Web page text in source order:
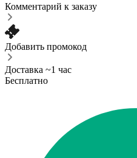
Комментарий к заказу
Добавить промокод
Доставка ~1 час
Бесплатно